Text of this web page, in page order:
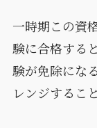
一時期この資
験に合格する
験が免除にな
レンジするこ